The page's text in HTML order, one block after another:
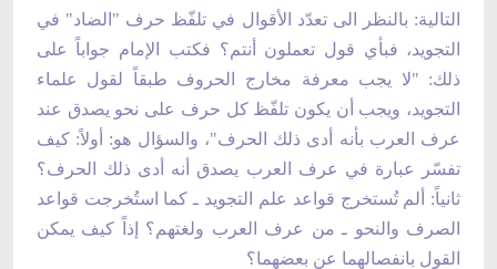
التالية: بالنظر الى تعدّد الأقوال في تلفّظ حرف "الضاد" في
التجويد، فبأي قول تعملون أنتم؟ فكتب الإمام جواباً على
ذلك: "لا يجب معرفة مخارج الحروف طبقاً لقول علماء
التجويد، ويجب أن يكون تلفّظ كل حرف على نحو يصدق عند
عرف العرب بأنه أدى ذلك الحرف"، والسؤال هو: أولاً: كيف
تفسّر عبارة في عرف العرب يصدق أنه أدى ذلك الحرف؟
ثانياً: ألم تُستخرج قواعد علم التجويد ـ كما استُخرجت قواعد
الصرف والنحو ـ من عرف العرب ولغتهم؟ إذاً كيف يمكن
القول بانفصالهما عن بعضهما؟